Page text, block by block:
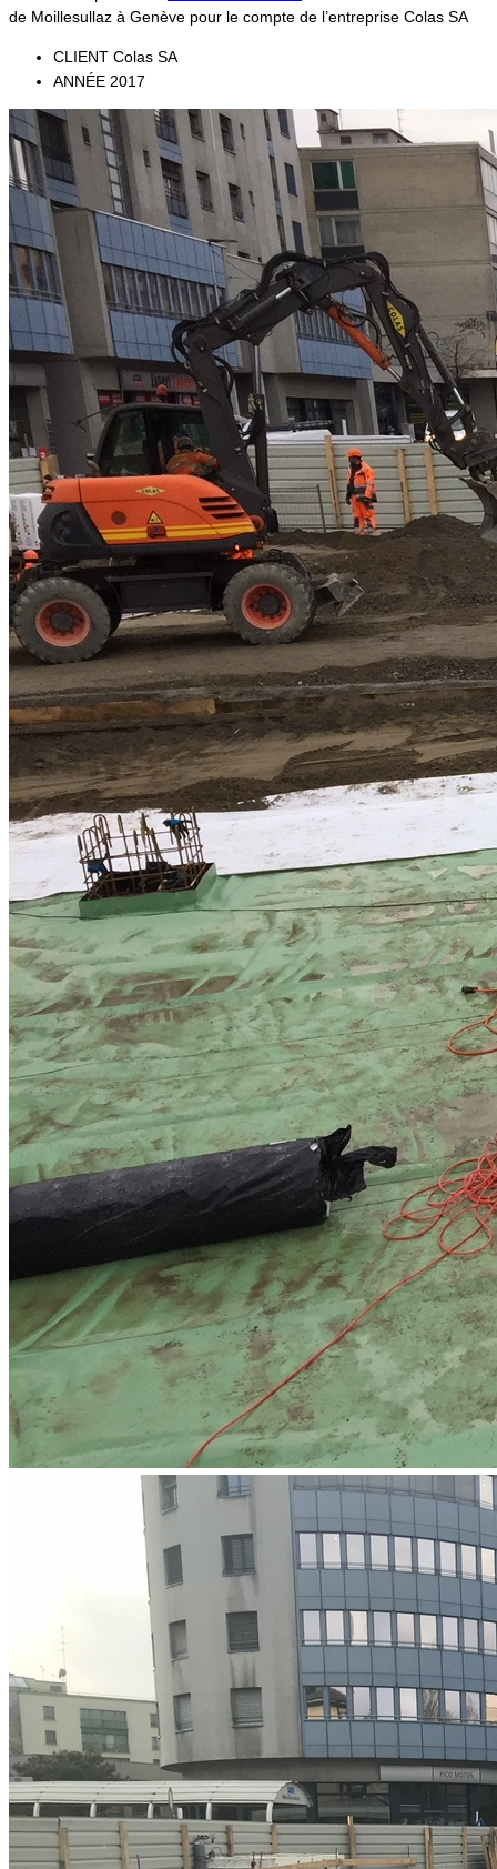
de Moillesullaz à Genève pour le compte de l’entreprise Colas SA
CLIENT Colas SA
ANNÉE 2017